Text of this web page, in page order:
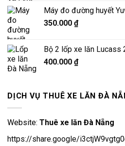
1.950.000
Máy đo đường huyết
350.000 ₫
Bộ 2 lốp xe lăn Lucass
400.000 ₫
DỊCH VỤ THUÊ XE LĂN ĐÀ
Website: Thuê xe lăn Đà Nẵng
https://share.google/